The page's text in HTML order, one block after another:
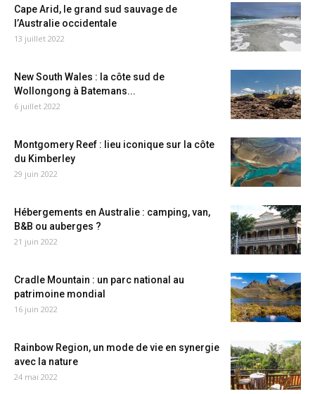
Cape Arid, le grand sud sauvage de
l’Australie occidentale
13 juillet 2022
New South Wales : la côte sud de
Wollongong à Batemans...
6 juillet 2022
Montgomery Reef : lieu iconique sur la côte
du Kimberley
29 juin 2022
Hébergements en Australie : camping, van,
B&B ou auberges ?
21 juin 2022
Cradle Mountain : un parc national au
patrimoine mondial
16 juin 2022
Rainbow Region, un mode de vie en synergie
avec la nature
24 mai 2022